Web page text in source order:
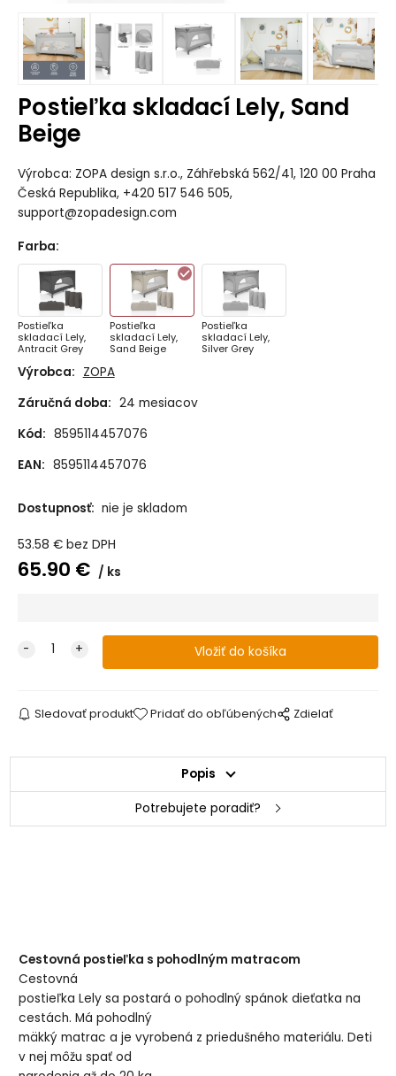
Postieľka skladací Lely, Sand
Beige
Výrobca: ZOPA design s.r.o., Záhřebská 562/41, 120 00 Praha
Česká Republika, +420 517 546 505,
support@zopadesign.com
Farba:
Postieľka
skladací Lely,
Antracit Grey
Postieľka
skladací Lely,
Sand Beige
Postieľka
skladací Lely,
Silver Grey
Výrobca: ZOPA
Záručná doba: 24 mesiacov
Kód: 8595114457076
EAN: 8595114457076
Dostupnosť: nie je skladom
53.58 € bez DPH
65.90 € ks
Sledovať produkt Pridať do obľúbených Zdielať
Popis
Potrebujete poradiť?
Cestovná postieľka s pohodlným matracom
Cestovná
postieľka Lely sa postará o pohodlný spánok dieťatka na
cestách. Má pohodlný
mäkký matrac a je vyrobená z priedušného materiálu. Deti
v nej môžu spať od